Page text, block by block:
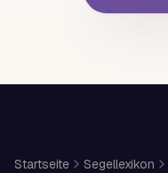
Startseite Segellexikon